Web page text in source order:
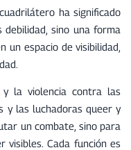
ha significado
sino una forma
un espacio de visibilidad,
y la violencia contra las
y las luchadoras queer y
un combate, sino para
Cada función es